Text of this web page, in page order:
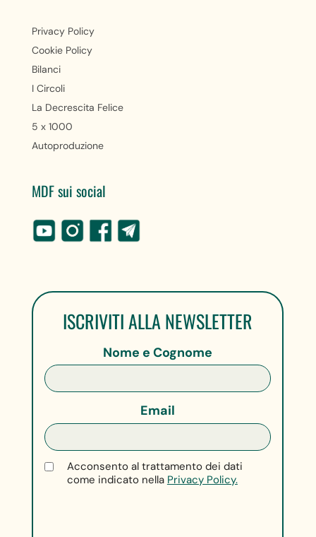
Privacy Policy
Cookie Policy
Bilanci
I Circoli
La Decrescita Felice
5 x 1000
Autoproduzione
MDF sui social
ISCRIVITI ALLA NEWSLETTER
Nome e Cognome
Email
Acconsento al trattamento dei dati
come indicato nella Privacy Policy.